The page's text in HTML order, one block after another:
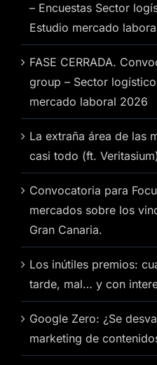
– Encuestas Sector
Estudio mercado
FASE CERRADA.
group – Sector
mercado laboral 2026
La extraña área de las
casi todo (ft. Veritasium)
Convocatoria para
mercados sobre los
Gran Canaria.
Los inútiles premios:
tarde, mal… y con
Google Zero: ¿Se
marketing de